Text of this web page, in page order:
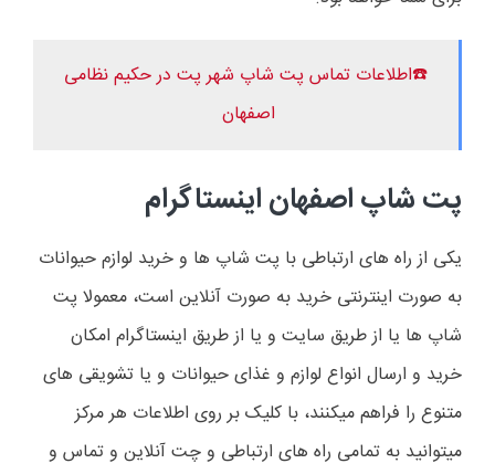
☎️اطلاعات تماس پت شاپ شهر پت در حکیم نظامی
اصفهان
پت شاپ اصفهان اینستاگرام
یکی از راه های ارتباطی با پت شاپ ها و خرید لوازم حیوانات
به صورت اینترنتی خرید به صورت آنلاین است، معمولا پت
شاپ ها یا از طریق سایت و یا از طریق اینستاگرام امکان
خرید و ارسال انواع لوازم و غذای حیوانات و یا تشویقی های
متنوع را فراهم میکنند، با کلیک بر روی اطلاعات هر مرکز
میتوانید به تمامی راه های ارتباطی و چت آنلاین و تماس و